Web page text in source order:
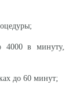
4000 в минуту,
до 60 минут;